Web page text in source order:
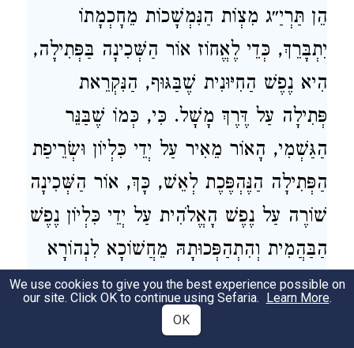
הֵן תַּרְיַ״ג מִצְוֹת הַנִּמְשָׁכוֹת מֵחָכְמָתוֹ
יִתְבָּרֵךְ, כְּדֵי לֶאֱחוֹז אוֹר הַשְּׁכִינָה בַּפְּתִילָה,
הִיא נֶפֶשׁ הַחִיּוּנִית שֶׁבַּגּוּף, הַנִּקְרֵאת
פְּתִילָה עַל דֶּרֶךְ מָשָׁל. כִּי, כְּמוֹ שֶׁבַּנֵּר
הַגַּשְׁמִי, הָאוֹר מֵאִיר עַל יְדֵי כִּלְיוֹן וּשְׂרֵיפַת
הַפְּתִילָה הַנֶּהְפֶּכֶת לְאֵשׁ, כָּךְ, אוֹר הַשְּׁכִינָה
שׁוֹרֶה עַל נֶפֶשׁ הָאֱלֹהִית עַל יְדֵי כִּלְיוֹן נֶפֶשׁ
הַבַּהֲמִית וְהִתְהַפְּכוּתָהּ מֵחֲשׁוֹכָא לִנְהוֹרָא
וּמִמְּרִירוּ לְמִתְקָא – בַּצַּדִּיקִים, אוֹ לְפָחוֹת,
עַל יְדֵי כִּלְיוֹן לְבוּשֶׁיהָ שֶׁהֵן מַחֲשָׁבָה דִּבּוּר
We use cookies to give you the best experience possible on
our site. Click OK to continue using Sefaria. Learn More.
OK